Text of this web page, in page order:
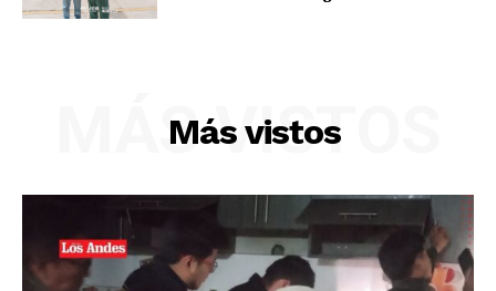
Más vistos
MÁS VISTOS